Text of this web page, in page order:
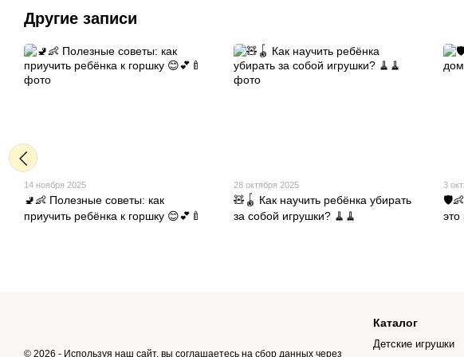
Другие записи
14 ноября 2025
🚽👶 Полезные советы: как
приучить ребёнка к горшку 😊💕🍼
28 октября 2025
🧸🪀 Как научить ребёнка убирать
за собой игрушки? 🧹🧹
3
🛡️👶
это
© 2026 - Используя наш сайт, вы соглашаетесь на сбор данных через
Каталог
Детские игрушки